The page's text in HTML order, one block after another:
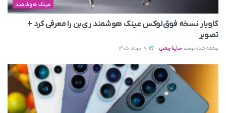
عینک هوشمند
کاویار نسخه فوق‌لوکس عینک هوشمند ری‌بن را معرفی کرد +
تصویر
نوشته شده توسط ساینا چمنی